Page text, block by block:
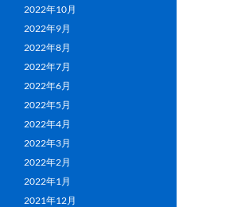
2022年10月
2022年9月
2022年8月
2022年7月
2022年6月
2022年5月
2022年4月
2022年3月
2022年2月
2022年1月
2021年12月